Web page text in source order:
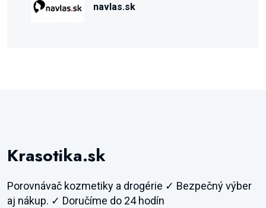
navlas.sk
Krasotika.sk
Porovnávač kozmetiky a drogérie ✓ Bezpečný výber
aj nákup. ✓ Doručíme do 24 hodín